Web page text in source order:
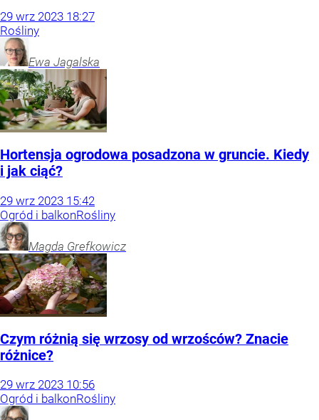
29 wrz 2023 18:27
Rośliny
Ewa Jagalska
Hortensja ogrodowa posadzona w gruncie. Kiedy
i jak ciąć?
29 wrz 2023 15:42
Ogród i balkonRośliny
Magda Grefkowicz
Czym różnią się wrzosy od wrzośców? Znacie
różnice?
29 wrz 2023 10:56
Ogród i balkonRośliny